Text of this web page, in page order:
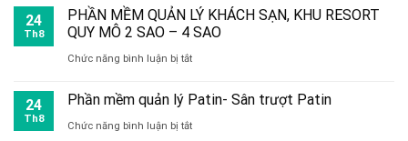
thống
kho
(của
ký
website
với
MỀM
KHO
–
24
Th8
PHẦN MỀM QUẢN LÝ KHÁCH SẠN, KHU RESORT
QUY MÔ 2 SAO – 4 SAO
Chức năng bình luận bị tắtở
MỀM
24
Th8
Phần mềm quản lý Patin- Sân trượt Patin
Chức năng bình luận bị tắtở